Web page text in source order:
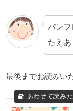
パンフ
たえあ
最後までお読みい